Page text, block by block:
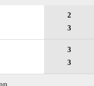
2
3
3
3